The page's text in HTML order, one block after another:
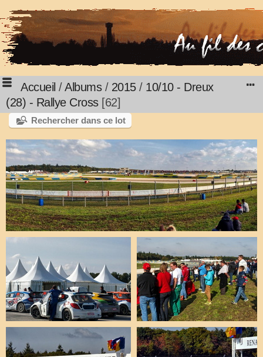
Accueil /Albums/ 2015/ 10/10 - Dreux
(28) - Rallye Cross 62
Rechercher dans ce lot